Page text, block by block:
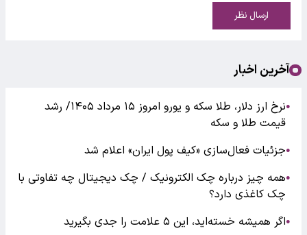
ارسال نظر
آخرین اخبار
●
نرخ ارز دلار، طلا سکه و یورو امروز ۱۵ مرداد ۱۴۰۵/ رشد
قیمت طلا و سکه
●جزئیات فعال‌سازی «کیف پول ایران» اعلام شد
●همه چیز درباره چک الکترونیک / چک دیجیتال چه تفاوتی با
چک کاغذی دارد؟
●اگر همیشه خسته‌اید، این ۵ علامت را جدی بگیرید